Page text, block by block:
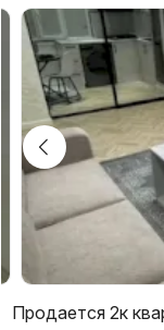
Продается 2к